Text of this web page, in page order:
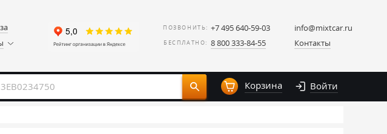
ПОЗВОНИТЬ: +7 495 640-59-03
БЕСПЛАТНО: 8 800 333-84-55
info@mixtcar.ru
Контакты
Корзина Войти